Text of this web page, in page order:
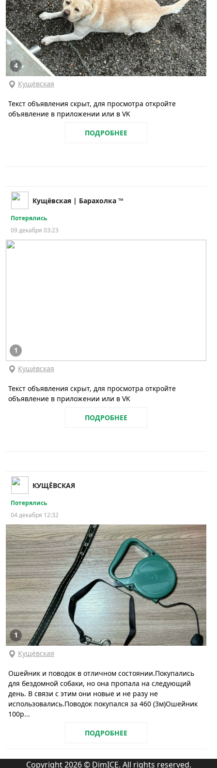
4
Кущёвская
Текст объявления скрыт, для просмотра откройте
объявление в приложении или в VK
ПОДРОБНЕЕ
Кущёвская | Барахолка ™
Потерялись
09 декабря 03:23
1
Кущёвская
Текст объявления скрыт, для просмотра откройте
объявление в приложении или в VK
ПОДРОБНЕЕ
КУЩЁВСКАЯ
Потерялись
04 декабря 12:32
1
Кущёвская
Ошейник и поводок в отличном состоянии.Покупались
для бездомной собаки, но она пропала на следующий
день. В связи с этим они новые и не разу не
использовались.Поводок покупался за 460 (3м)Ошейник
100р...
ПОДРОБНЕЕ
Copyright 2026 © DimICE. All rights reserved.